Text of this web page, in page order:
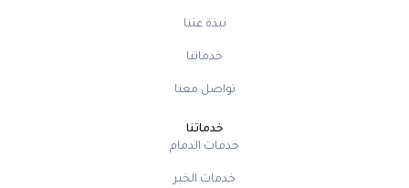
نبذة عننا
خدماتنا
تواصل معنا
خدماتنا
خدمات الدمام
خدمات الخبر